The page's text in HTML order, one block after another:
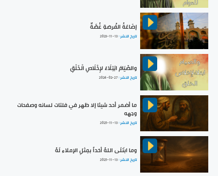
إضَاعَةُ الفُرصَةِ غُصَّةٌ
تاريخ النشر :2023-11-13
والصِّيَامَ ابْتِلَاءً لإِخْلَاصِ الْخَلْقِ
تاريخ النشر :2024-02-27
ما أضمر أحد شيئا إلا ظهر في فلتات لسانه وصفحات
وجهه
تاريخ النشر :2025-11-13
وما ابتَلَى اللهُ أحَداً بمِثلِ الإملاءِ لَهُ
تاريخ النشر :2025-11-13